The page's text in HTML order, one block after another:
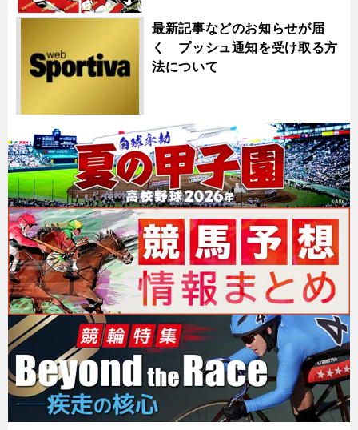
最新記事などのお知らせが届
く プッシュ通知を受け取る方
法について